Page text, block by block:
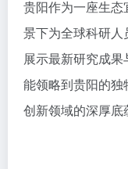
贵阳作为一座生态
景下为全球科研人
展示最新研究成
能领略到贵阳的独
创新领域的深厚底